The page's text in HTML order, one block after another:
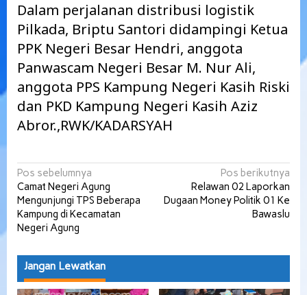
Dalam perjalanan distribusi logistik
Pilkada, Briptu Santori didampingi Ketua
PPK Negeri Besar Hendri, anggota
Panwascam Negeri Besar M. Nur Ali,
anggota PPS Kampung Negeri Kasih Riski
dan PKD Kampung Negeri Kasih Aziz
Abror.,RWK/KADARSYAH
Navigasi
pos
Pos sebelumnya
Camat Negeri Agung
Mengunjungi TPS Beberapa
Kampung di Kecamatan
Negeri Agung
Pos berikutnya
Relawan 02 Laporkan
Dugaan Money Politik 01 Ke
Bawaslu
Jangan Lewatkan